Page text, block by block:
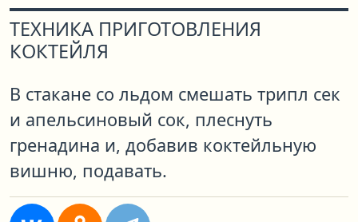
ТЕХНИКА ПРИГОТОВЛЕНИЯ
КОКТЕЙЛЯ
В стакане со льдом смешать трипл сек
и апельсиновый сок, плеснуть
гренадина и, добавив коктейльную
вишню, подавать.